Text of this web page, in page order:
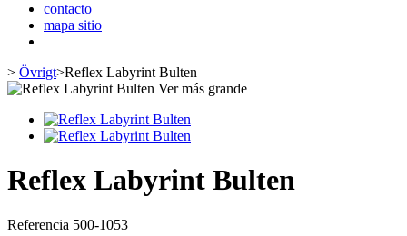
contacto
mapa sitio
> Övrigt>Reflex Labyrint Bulten
Ver más grande
Reflex Labyrint Bulten
Referencia 500-1053